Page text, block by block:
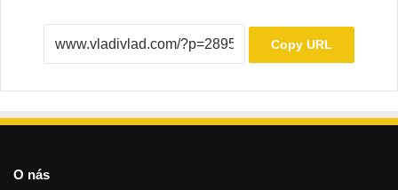
Copy URL
O nás